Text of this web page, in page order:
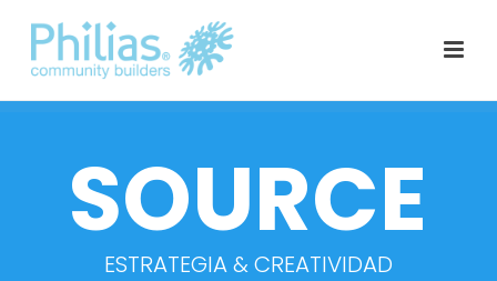
SOURCE
ESTRATEGIA & CREATIVIDAD